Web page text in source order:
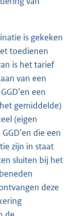
is gekeken
toedienen
is het tarief
van een
een
gemiddelde)
(eigen
die een
zijn in staat
sluiten bij het
deze